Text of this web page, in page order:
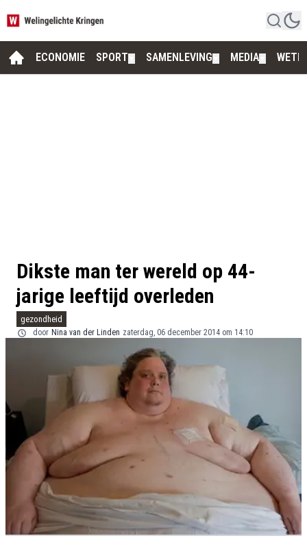
ECONOMIE SPORT SAMENLEVING MEDIA
Dikste man ter wereld op 44-
jarige leeftijd overleden
gezondheid
door Nina van der Linden zaterdag, 06 december 2014 om 14:10